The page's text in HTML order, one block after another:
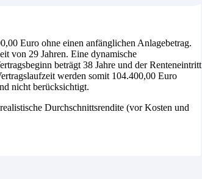
Euro ohne einen anfänglichen Anlagebetrag.
von 29 Jahren. Eine dynamische
beträgt 38 Jahre und der Renteneintritt
werden somit 104.400,00 Euro
nicht berücksichtigt.
Durchschnittsrendite (vor Kosten und